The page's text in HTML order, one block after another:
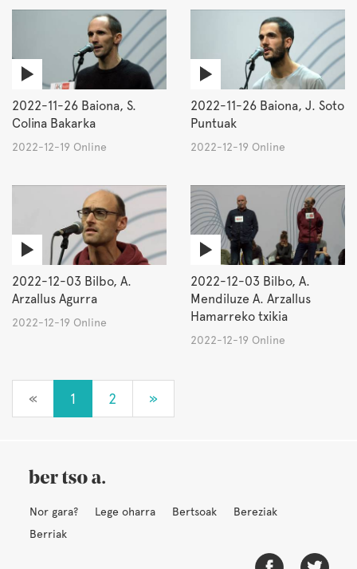
2022-11-26 Baiona, S.
Colina Bakarka
2022-12-19 Online
2022-11-26 Baiona, J. Soto
Puntuak
2022-12-19 Online
2022-12-03 Bilbo, A.
Arzallus Agurra
2022-12-19 Online
2022-12-03 Bilbo, A.
Mendiluze A. Arzallus
Hamarreko txikia
2022-12-19 Online
« 1 2 »
Nor gara? Lege oharra Bertsoak
Bereziak
Berriak